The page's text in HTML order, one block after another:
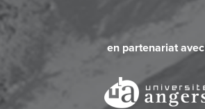
en partenariat avec